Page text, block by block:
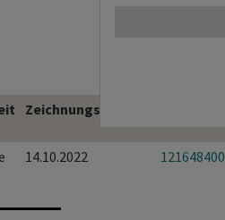
Zeichnungsschluss
14.10.2022 121648400